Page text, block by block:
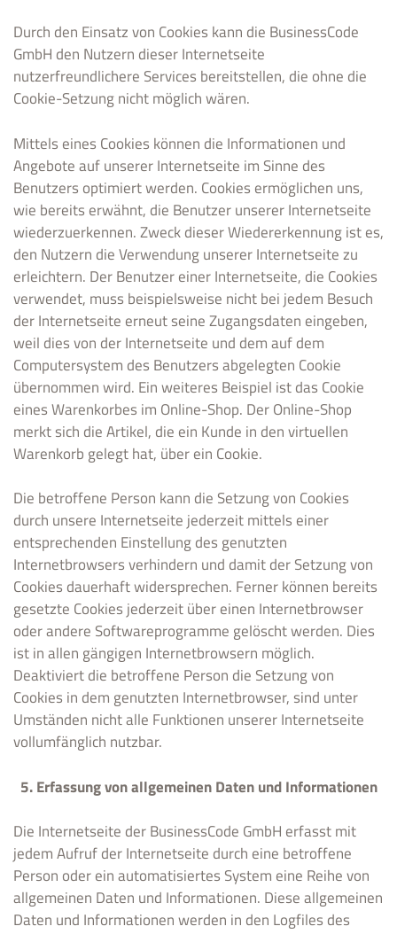
Durch den Einsatz von Cookies kann die BusinessCode
GmbH den Nutzern dieser Internetseite
nutzerfreundlichere Services bereitstellen, die ohne die
Cookie-Setzung nicht möglich wären.
Mittels eines Cookies können die Informationen und
Angebote auf unserer Internetseite im Sinne des
Benutzers optimiert werden. Cookies ermöglichen uns,
wie bereits erwähnt, die Benutzer unserer Internetseite
wiederzuerkennen. Zweck dieser Wiedererkennung ist es,
den Nutzern die Verwendung unserer Internetseite zu
erleichtern. Der Benutzer einer Internetseite, die Cookies
verwendet, muss beispielsweise nicht bei jedem Besuch
der Internetseite erneut seine Zugangsdaten eingeben,
weil dies von der Internetseite und dem auf dem
Computersystem des Benutzers abgelegten Cookie
übernommen wird. Ein weiteres Beispiel ist das Cookie
eines Warenkorbes im Online-Shop. Der Online-Shop
merkt sich die Artikel, die ein Kunde in den virtuellen
Warenkorb gelegt hat, über ein Cookie.
Die betroffene Person kann die Setzung von Cookies
durch unsere Internetseite jederzeit mittels einer
entsprechenden Einstellung des genutzten
Internetbrowsers verhindern und damit der Setzung von
Cookies dauerhaft widersprechen. Ferner können bereits
gesetzte Cookies jederzeit über einen Internetbrowser
oder andere Softwareprogramme gelöscht werden. Dies
ist in allen gängigen Internetbrowsern möglich.
Deaktiviert die betroffene Person die Setzung von
Cookies in dem genutzten Internetbrowser, sind unter
Umständen nicht alle Funktionen unserer Internetseite
vollumfänglich nutzbar.
5. Erfassung von allgemeinen Daten und Informationen
Die Internetseite der BusinessCode GmbH erfasst mit
jedem Aufruf der Internetseite durch eine betroffene
Person oder ein automatisiertes System eine Reihe von
allgemeinen Daten und Informationen. Diese allgemeinen
Daten und Informationen werden in den Logfiles des